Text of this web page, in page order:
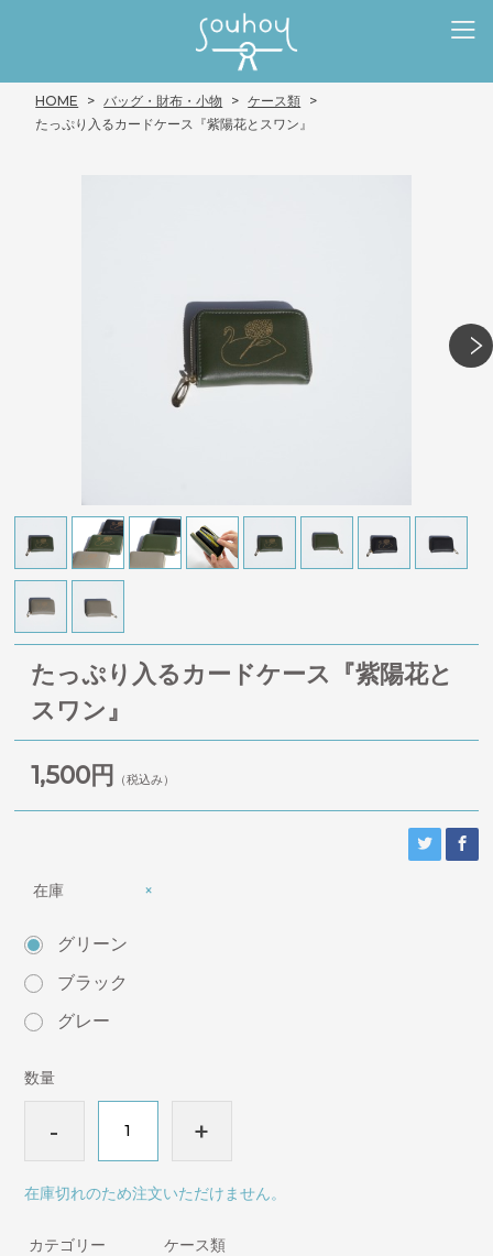
HOME バッグ・財布・小物
ケース類
たっぷり入るカードケース『紫陽花とスワン』
たっぷり入るカードケース『紫陽花と
スワン』
1,500円 （税込み）
在庫 ×
グリーン
ブラック
グレー
数量
- +
在庫切れのため注文いただけません。
カテゴリー ケース類